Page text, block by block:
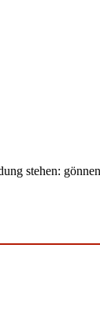
stehen: